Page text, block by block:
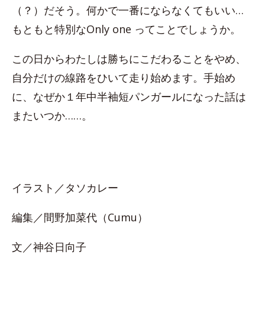
（？）だそう。何かで一番にならなくてもいい…
もともと特別なOnly one ってことでしょうか。
この日からわたしは勝ちにこだわることをやめ、
自分だけの線路をひいて走り始めます。手始め
に、なぜか１年中半袖短パンガールになった話は
またいつか……。
イラスト／タソカレー
編集／間野加菜代（Cumu）
文／神谷日向子